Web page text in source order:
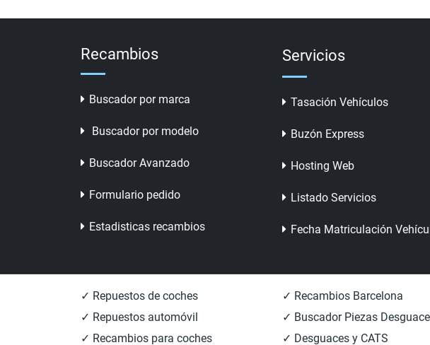
Recambios
Buscador por marca
Buscador por modelo
Buscador Avanzado
Formulario pedido
Estadisticas recambios
Servicios
Tasación Vehículos
Buzón Express
Hosting Web
Listado Servicios
Fecha Matriculación
✓ Repuestos de coches
✓ Repuestos automóvil
✓ Recambios para coches
✓ Recambios Barcelona
✓ Buscador Piezas Desguace
✓ Desguaces y CATS